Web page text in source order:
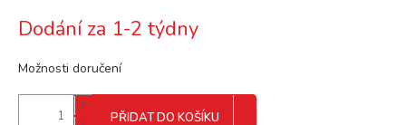
cena:
Dodání za 1-2 týdny
Možnosti doručení
PŘIDAT DO KOŠÍKU